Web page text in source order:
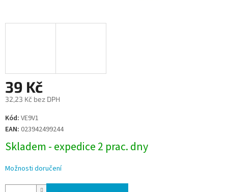
39 Kč
32,23 Kč bez DPH
Měrná
cena:
Kód: VE9V1
EAN: 023942499244
Skladem - expedice 2 prac. dny
Možnosti doručení